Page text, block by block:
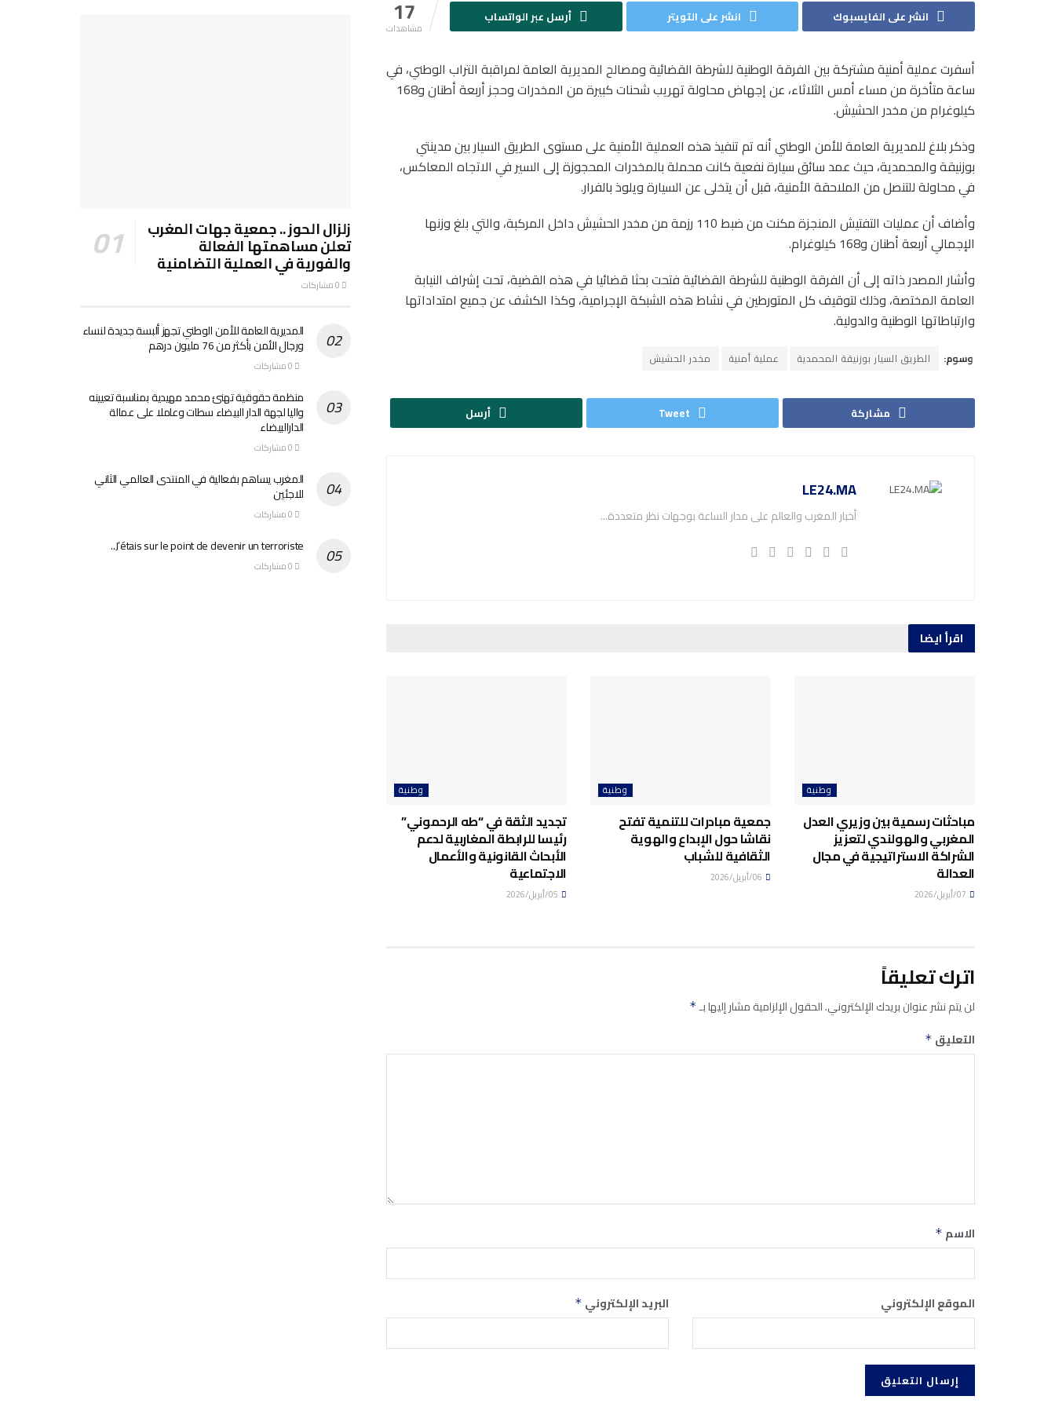
17
مشاهدات
انشر على الفايسبوك انشر على التويتر أرسل عبر الواتساب
أسفرت عملية أمنية مشتركة بين الفرقة الوطنية للشرطة القضائية ومصالح المديرية العامة لمراقبة التراب الوطني، في
ساعة متأخرة من مساء أمس الثلاثاء، عن إجهاض محاولة تهريب شحنات كبيرة من المخدرات وحجز أربعة أطنان و168
كيلوغرام من مخدر الحشيش.
وذكر بلاغ للمديرية العامة للأمن الوطني أنه تم تنفيذ هذه العملية الأمنية على مستوى الطريق السيار بين مدينتي
بوزنيقة والمحمدية، حيث عمد سائق سيارة نفعية كانت محملة بالمخدرات المحجوزة إلى السير في الاتجاه المعاكس،
في محاولة للتنصل من الملاحقة الأمنية، قبل أن يتخلى عن السيارة ويلوذ بالفرار.
وأضاف أن عمليات التفتيش المنجزة مكنت من ضبط 110 رزمة من مخدر الحشيش داخل المركبة، والتي بلغ وزنها
الإجمالي أربعة أطنان و168 كيلوغرام.
وأشار المصدر ذاته إلى أن الفرقة الوطنية للشرطة القضائية فتحت بحثا قضائيا في هذه القضية، تحت إشراف النيابة
العامة المختصة، وذلك لتوقيف كل المتورطين في نشاط هذه الشبكة الإجرامية، وكذا الكشف عن جميع امتداداتها
وارتباطاتها الوطنية والدولية.
وسوم: الطريق السيار بوزنيقة المحمدية عملية أمنية مخدر الحشيش
مشاركة Tweet أرسل
LE24.MA
أخبار المغرب والعالم على مدار الساعة بوجهات نظر متعددة...
اقرأ ايضا
وطنية
مباحثات رسمية بين وزيري العدل
المغربي والهولندي لتعزيز
الشراكة الاستراتيجية في مجال
العدالة
وطنية
جمعية مبادرات للتنمية تفتح
نقاشا حول الإبداع والهوية
الثقافية للشباب
وطنية
تجديد الثقة في “طه الرحموني”
رئيسا للرابطة المغاربية لدعم
الأبحاث القانونية والأعمال
الاجتماعية
اترك تعليقاً
لن يتم نشر عنوان بريدك الإلكتروني.الحقول الإلزامية مشار إليها بـ*
التعليق *
الاسم *
البريد الإلكتروني * الموقع الإلكتروني
زلزال الحوز .. جمعية جهات المغرب
تعلن مساهمتها الفعالة
والفورية في العملية التضامنية
المديرية العامة للأمن الوطني تجهز ألبسة جديدة لنساء
ورجال الأمن بأكثر من 76 مليون درهم
منظمة حقوقية تهنئ محمد مهيدية بمناسبة تعيينه
واليا لجهة الدار البيضاء سطات وعاملا على عمالة
الدارالبيضاء
المغرب يساهم بفعالية في المنتدى العالمي الثاني
للاجئين
J’étais sur le point de devenir un terroriste..